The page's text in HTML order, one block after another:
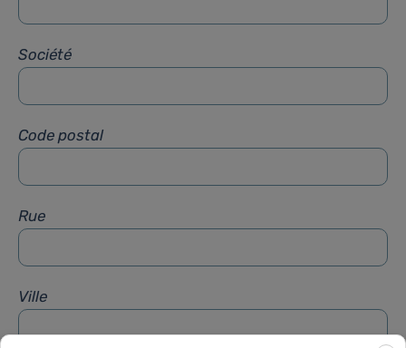
Société
Code postal
Rue
Ville